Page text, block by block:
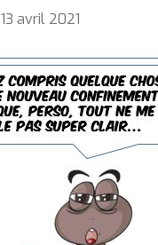
13 avril 2021